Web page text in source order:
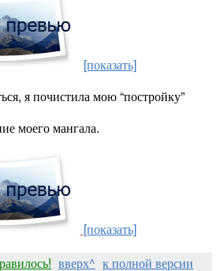
[показать]
я почистила мою “постройку”
моего мангала.
[показать]
вверх^ к полной версии